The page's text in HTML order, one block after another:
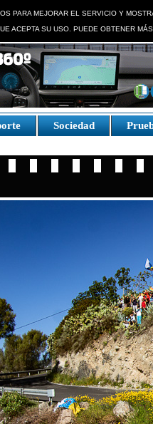
PARA MEJORAR EL SERVICIO Y
ACEPTA SU USO. PUEDE OBTENER
Sociedad